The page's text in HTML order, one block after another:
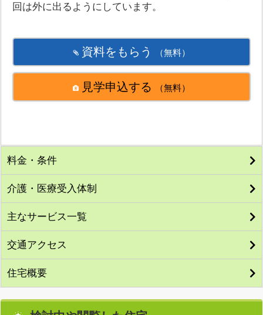
回は外に出るようにしています。
資料をもらう （無料）
見学申込する （無料）
料金・条件
介護・医療受入体制
主なサービス一覧
交通アクセス
住宅概要